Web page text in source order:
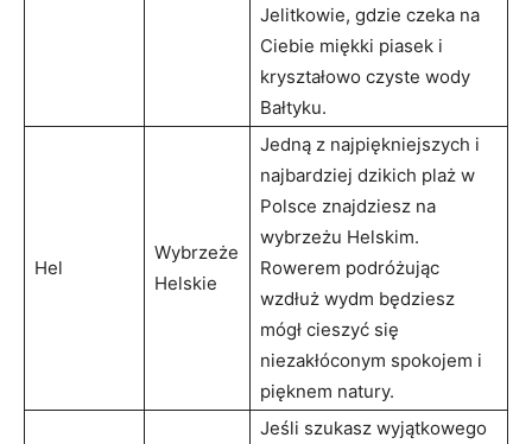
Jelitkowie, gdzie czeka na
Ciebie‌ miękki⁢ piasek i
kryształowo czyste wody
Bałtyku.
Hel
Wybrzeże
Helskie
Jedną z najpiękniejszych i
najbardziej dzikich plaż w‌
Polsce znajdziesz na
wybrzeżu Helskim.
Rowerem ⁣podróżując
wzdłuż wydm będziesz
mógł cieszyć się
niezakłóconym spokojem i
pięknem natury.
Jeśli szukasz wyjątkowego